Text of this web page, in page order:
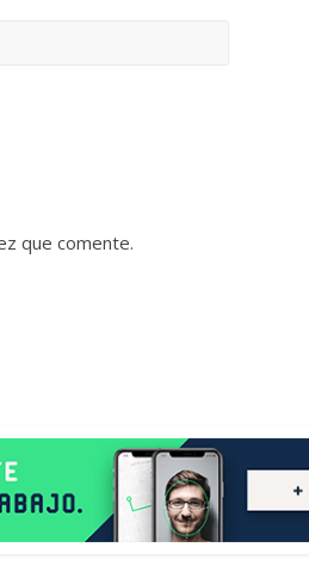
que comente.